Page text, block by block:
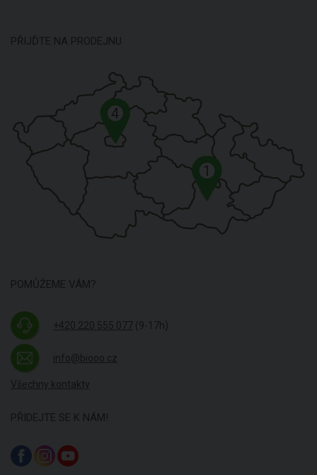
PŘIJĎTE NA PRODEJNU
1
4
POMŮŽEME VÁM?
+420 220 555 077 (9-17h)
info@biooo.cz
Všechny kontakty
PŘIDEJTE SE K NÁM!